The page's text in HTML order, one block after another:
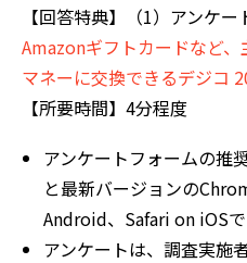
【回答特典】（1）アンケー
Amazonギフトカードなど
マネーに交換できるデジコ
【所要時間】4分程度
アンケートフォームの推
と最新バージョンの
Android、Safari on iOSで
アンケートは、調査実施